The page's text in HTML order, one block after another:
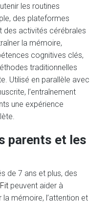
les routines
des plateformes
des activités cérébrales
la mémoire,
cognitives clés,
traditionnelles
Utilisé en parallèle avec
l’entraînement
une expérience
parents et les
de 7 ans et plus, des
peuvent aider à
la mémoire, l’attention et